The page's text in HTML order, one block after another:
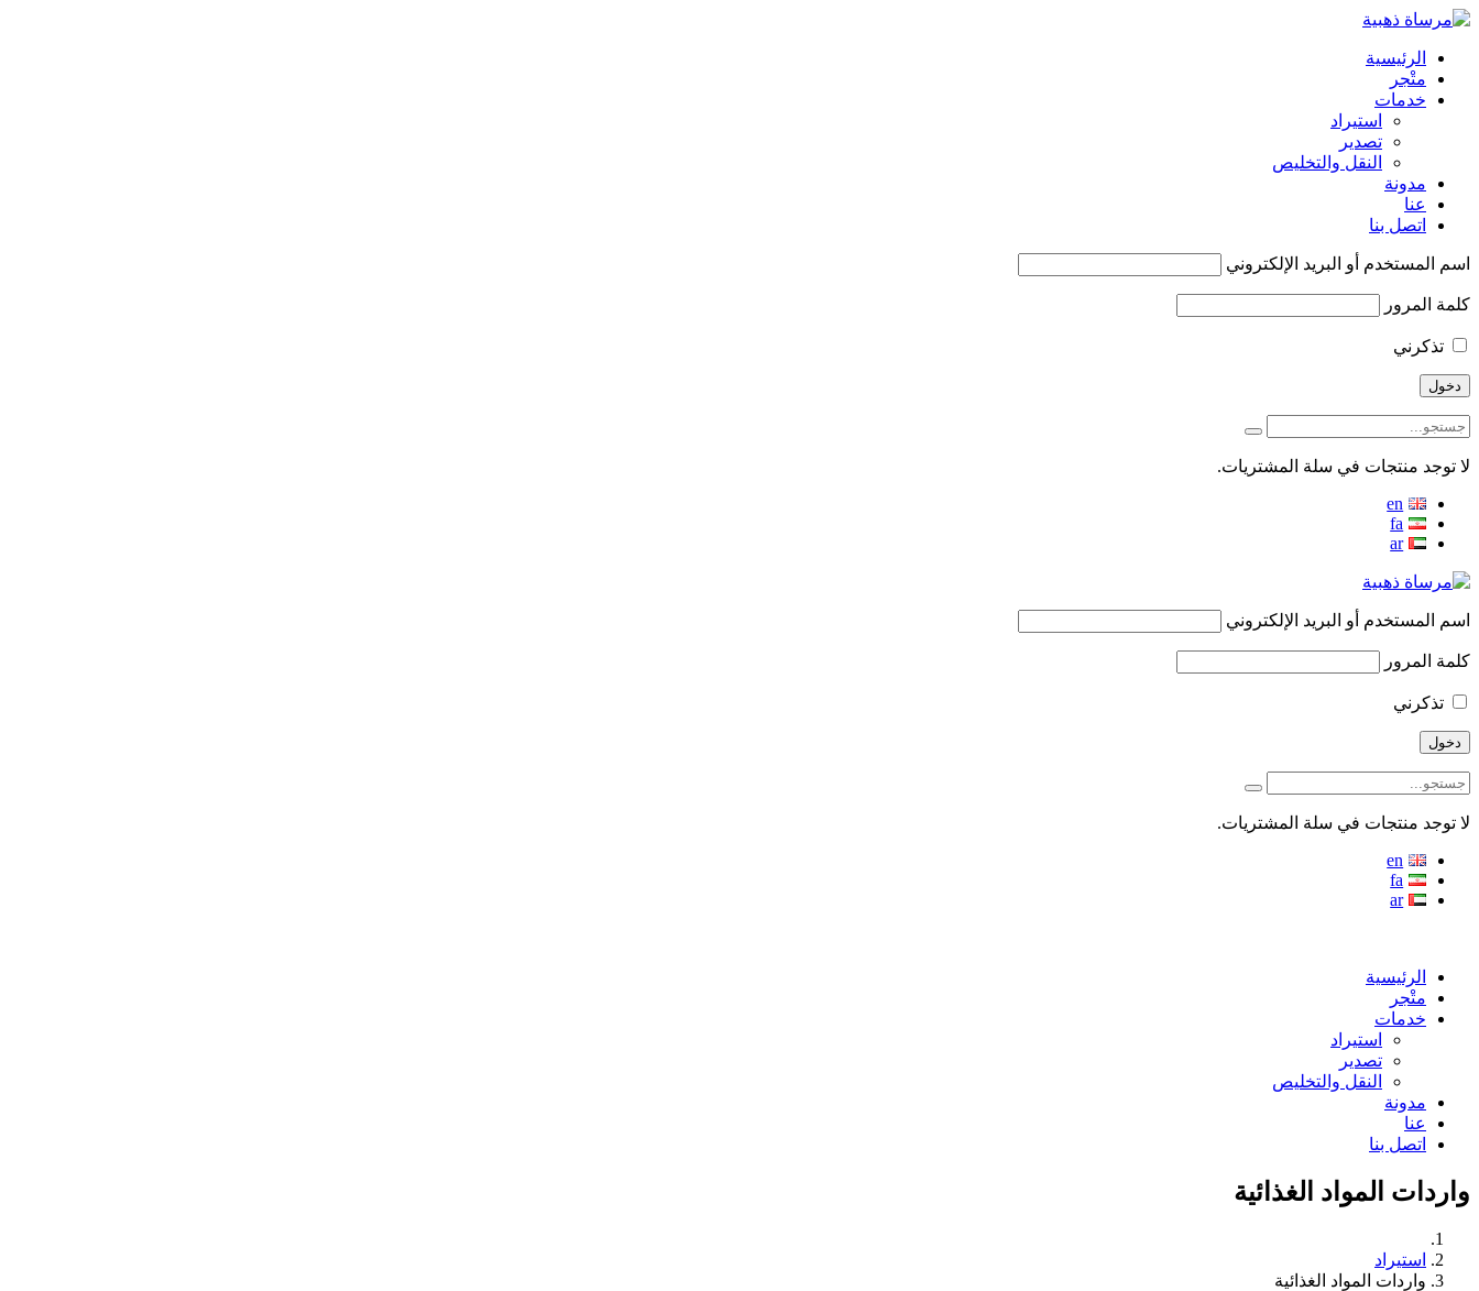
الرئيسية
متْجر
خدمات
استيراد
تصدير
النقل والتخليص
مدونة
عنا
اتصل بنا
اسم المستخدم أو البريد الإلكتروني
كلمة المرور
تذكرني
لا توجد منتجات في سلة المشتريات.
en
fa
ar
اسم المستخدم أو البريد الإلكتروني
كلمة المرور
تذكرني
لا توجد منتجات في سلة المشتريات.
en
fa
ar
الرئيسية
متْجر
خدمات
استيراد
تصدير
النقل والتخليص
مدونة
عنا
اتصل بنا
واردات المواد الغذائية
استيراد
واردات المواد الغذائية